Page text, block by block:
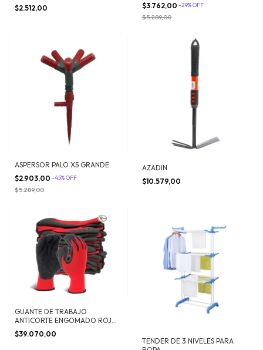
$2.512,00
$3.762,00 -29%OFF
$5.289,00
ASPERSOR PALO X5 GRANDE
$2.903,00 -45%OFF
$5.289,00
AZADIN
$10.579,00
GUANTE DE TRABAJO
ANTICORTE ENGOMADO ROJO
X 12 UNIDADES
$39.070,00
TENDER DE 3 NIVELES PARA